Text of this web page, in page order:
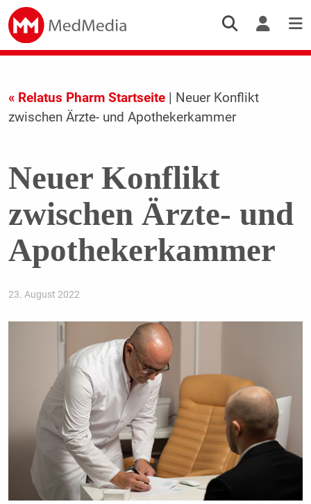
« Relatus Pharm Startseite| Neuer Konflikt
zwischen Ärzte- und Apothekerkammer
Neuer Konflikt
zwischen Ärzte- und
Apothekerkammer
23. August 2022